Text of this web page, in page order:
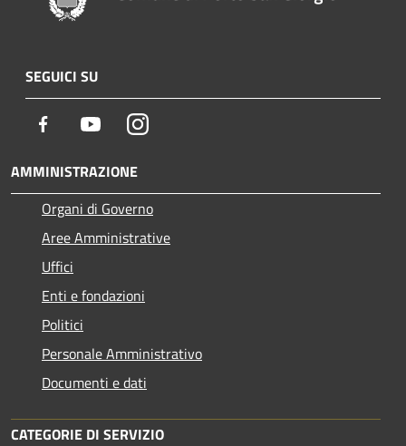
SEGUICI SU
Facebook YoutubeInstagram
AMMINISTRAZIONE
Organi di Governo
Aree Amministrative
Uffici
Enti e fondazioni
Politici
Personale Amministrativo
Documenti e dati
CATEGORIE DI SERVIZIO